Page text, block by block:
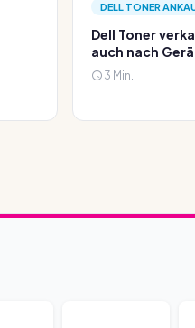
DELL TONER
Dell Toner
auch nach
3 Min.